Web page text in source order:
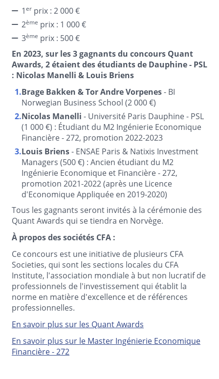
1er prix : 2 000 €
2ème prix : 1 000 €
3ème prix : 500 €
En 2023, sur les 3 gagnants du concours Quant
Awards, 2 étaient des étudiants de Dauphine - PSL
: Nicolas Manelli & Louis Briens
Brage Bakken & Tor Andre Vorpenes- BI
Norwegian Business School (2 000 €)
Nicolas Manelli - Université Paris Dauphine - PSL
(1 000 €) : Étudiant du M2 Ingénierie Economique
Financière - 272, promotion 2022-2023
Louis Briens- ENSAE Paris & Natixis Investment
Managers (500 €) : Ancien étudiant du M2
Ingénierie Economique et Financière - 272,
promotion 2021-2022 (après une Licence
d'Economique Appliquée en 2019-2020)
Tous les gagnants seront invités à la cérémonie des
Quant Awards qui se tiendra en Norvège.
À propos des sociétés CFA :
Ce concours est une initiative de plusieurs CFA
Societies, qui sont les sections locales du CFA
Institute, l'association mondiale à but non lucratif de
professionnels de l'investissement qui établit la
norme en matière d'excellence et de références
professionnelles.
En savoir plus sur les Quant Awards
En savoir plus sur le Master Ingénierie Economique
Financière - 272